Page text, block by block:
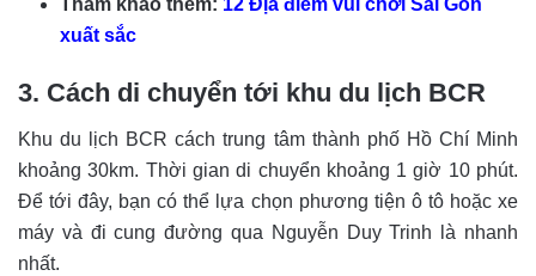
Tham khảo thêm: 12 Địa điểm vui chơi Sài Gòn
xuất sắc
3. Cách di chuyển tới khu du lịch BCR
Khu du lịch BCR cách trung tâm thành phố Hồ Chí Minh
khoảng 30km. Thời gian di chuyển khoảng 1 giờ 10 phút.
Để tới đây, bạn có thể lựa chọn phương tiện ô tô hoặc xe
máy và đi cung đường qua Nguyễn Duy Trinh là nhanh
nhất.